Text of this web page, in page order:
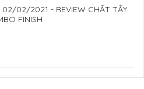
02/02/2021 - REVIEW CHẤT TẨY
FINISH